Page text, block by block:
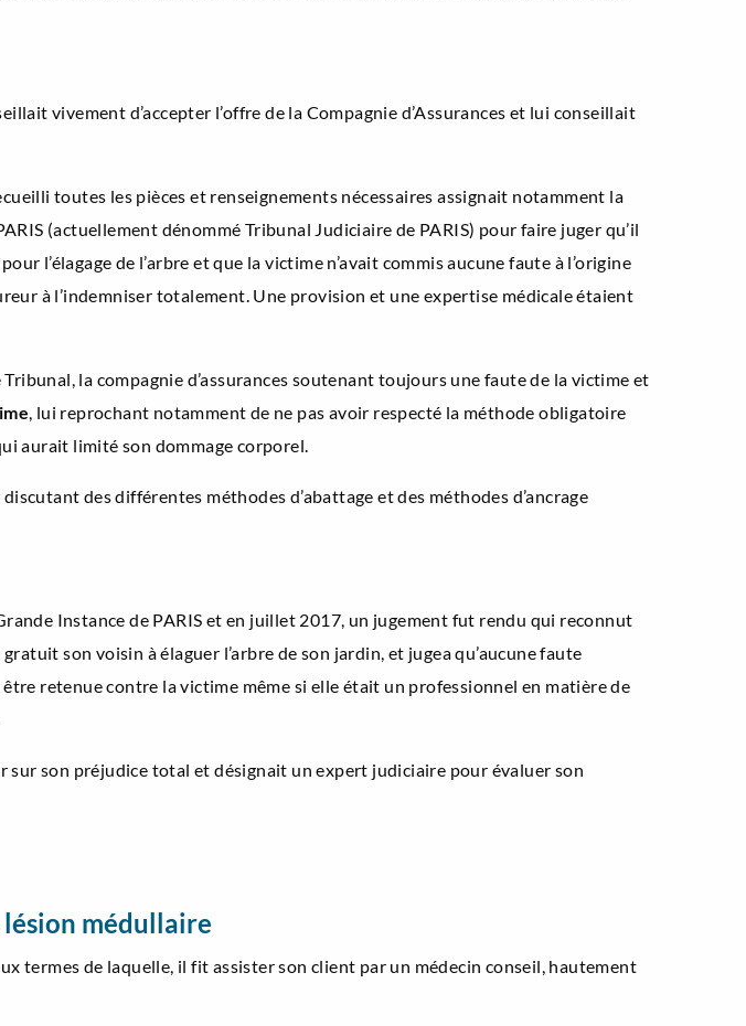
vivement d’accepter l’offre de la Compagnie d’Assurances et lui conseillait
toutes les pièces et renseignements nécessaires assignait notamment la
(actuellement dénommé Tribunal Judiciaire de PARIS) pour faire juger qu’il
l’élagage de l’arbre et que la victime n’avait commis aucune faute à l’origine
à l’indemniser totalement. Une provision et une expertise médicale étaient
la compagnie d’assurances soutenant toujours une faute de la victime et
, lui reprochant notamment de ne pas avoir respecté la méthode obligatoire
aurait limité son dommage corporel.
des différentes méthodes d’abattage et des méthodes d’ancrage
Instance de PARIS et en juillet 2017, un jugement fut rendu qui reconnut
son voisin à élaguer l’arbre de son jardin, et jugea qu’aucune faute
retenue contre la victime même si elle était un professionnel en matière de
son préjudice total et désignait un expert judiciaire pour évaluer son
lésion médullaire
termes de laquelle, il fit assister son client par un médecin conseil, hautement